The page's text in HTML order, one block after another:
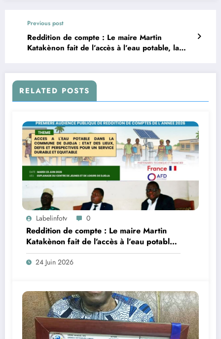
Previous post
Reddition de compte : Le maire Martin
Katakènon fait de l’accès à l’eau potable, la
RELATED POSTS
Labelinfotv 0
Reddition de compte : Le maire Martin
Katakènon fait de l’accès à l’eau potable,
la priorité des priorités à Djidja
24 Juin 2026